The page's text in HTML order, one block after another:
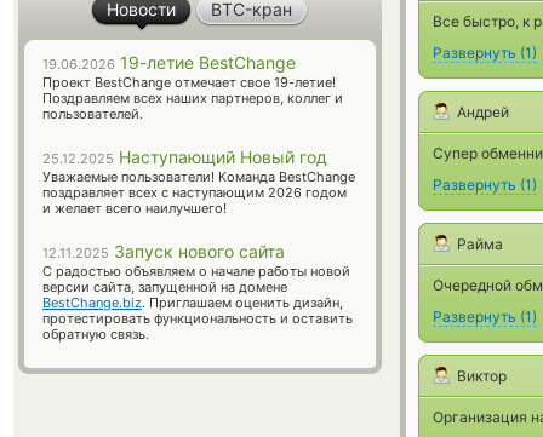
Все быстро, к
Развернуть (1)
Андрей
Супер
Развернуть (1)
Райма
Очередной
Развернуть (1)
Виктор
Организация
Новости BTC-кран
19.06.2026 19-летие BestChange
Проект BestChange отмечает свое 19-летие!
Поздравляем всех наших партнеров, коллег и
пользователей.
25.12.2025 Наступающий Новый год
Уважаемые пользователи! Команда BestChange
поздравляет всех с наступающим 2026 годом
и желает всего наилучшего!
12.11.2025 Запуск нового сайта
С радостью объявляем о начале работы новой
версии сайта, запущенной на домене
BestChange.biz. Приглашаем оценить дизайн,
протестировать функциональность и оставить
обратную связь.